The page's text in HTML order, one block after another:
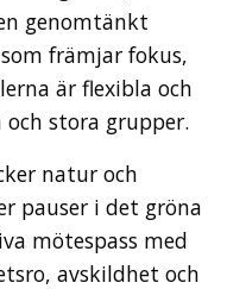
genomtänkt
främjar fokus,
är flexibla och
och stora grupper.
natur och
pauser i det gröna
mötespass med
avskildhet och